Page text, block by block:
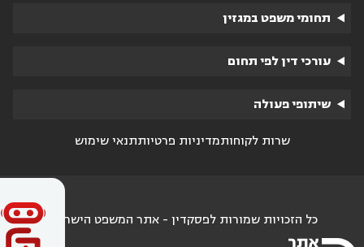
תחומי משפט במגזין
עורכי דין לפי תחום
שיתופי פעולה
שרות לקוחותמדיניות פרטיותתנאי שימוש
כל הזכויות שמורות לפסקדין - אתר המשפט הישראלי